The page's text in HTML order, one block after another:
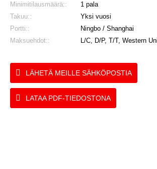
Minimitilausmäärä::
1 pala
Takuu::
Yksi vuosi
Portti::
Ningbo / Shanghai
Maksuehdot::
L/C, D/P, T/T, Western
LÄHETÄ MEILLE SÄHKÖPOSTIA
LATAA PDF-TIEDOSTONA